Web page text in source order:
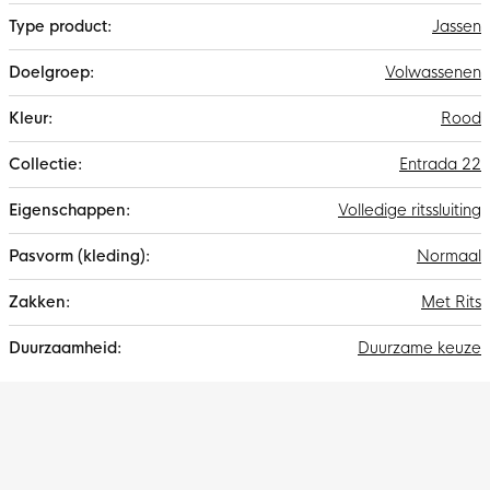
Jassen
Volwassenen
Rood
Entrada 22
Volledige ritssluiting
Normaal
Met Rits
Duurzame keuze